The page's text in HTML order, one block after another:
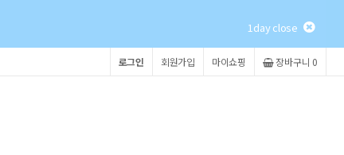
1day close
장바구니 0
마이쇼핑
회원가입
로그인